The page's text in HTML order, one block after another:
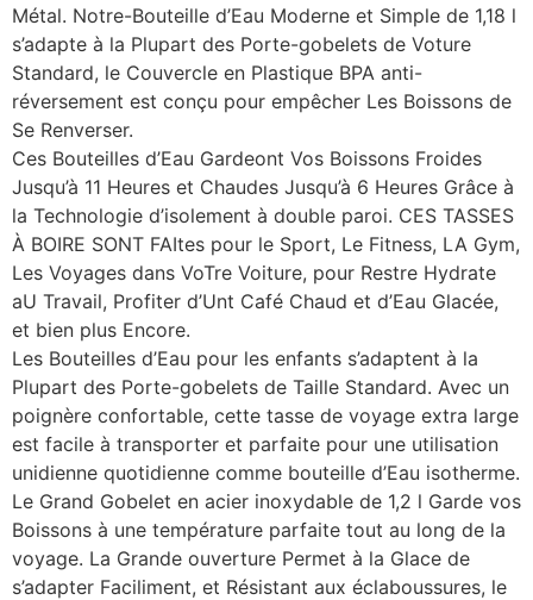
Métal. Notre-Bouteille d’Eau Moderne et Simple de 1,18 l
s’adapte à la Plupart des Porte-gobelets de Voture
Standard, le Couvercle en Plastique BPA anti-
réversement est conçu pour empêcher Les Boissons de
Se Renverser.
Ces Bouteilles d’Eau Gardeont Vos Boissons Froides
Jusqu’à 11 Heures et Chaudes Jusqu’à 6 Heures Grâce à
la Technologie d’isolement à double paroi. CES TASSES
À BOIRE SONT FAItes pour le Sport, Le Fitness, LA Gym,
Les Voyages dans VoTre Voiture, pour Restre Hydrate
aU Travail, Profiter d’Unt Café Chaud et d’Eau Glacée,
et bien plus Encore.
Les Bouteilles d’Eau pour les enfants s’adaptent à la
Plupart des Porte-gobelets de Taille Standard. Avec un
poignère confortable, cette tasse de voyage extra large
est facile à transporter et parfaite pour une utilisation
unidienne quotidienne comme bouteille d’Eau isotherme.
Le Grand Gobelet en acier inoxydable de 1,2 l Garde vos
Boissons à une température parfaite tout au long de la
voyage. La Grande ouverture Permet à la Glace de
s’adapter Faciliment, et Résistant aux éclaboussures, le